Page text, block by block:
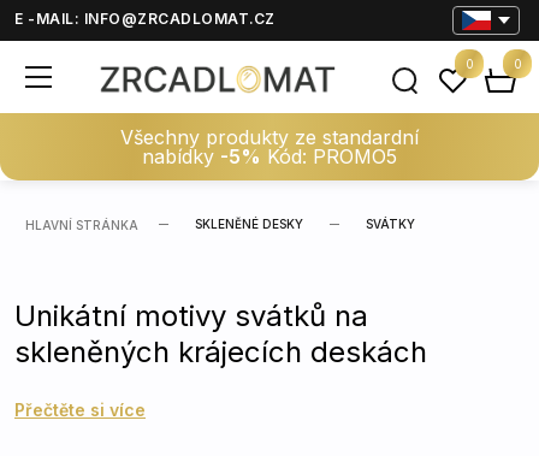
E -MAIL: INFO@ZRCADLOMAT.CZ
Všechny produkty ze standardní
nabídky -5% Kód: PROMO5
0 0
HLAVNÍ STRÁNKA SKLENĚNÉ DESKY SVÁTKY
Unikátní motivy svátků na
skleněných krájecích deskách
Přečtěte si více